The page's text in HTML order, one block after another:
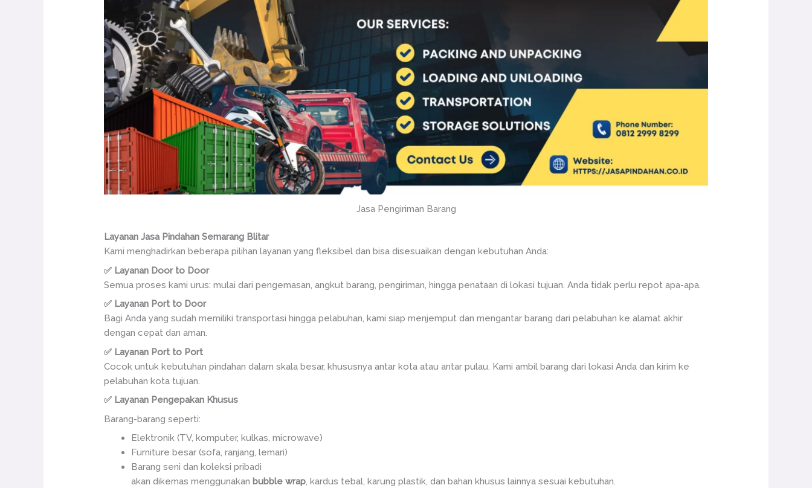
Jasa Pengiriman Barang
Layanan Jasa Pindahan Semarang Blitar
Kami menghadirkan beberapa pilihan layanan yang fleksibel dan bisa disesuaikan dengan kebutuhan Anda:
✅ Layanan Door to Door
Semua proses kami urus: mulai dari pengemasan, angkut barang, pengiriman, hingga penataan di lokasi tujuan. Anda tidak perlu repot apa-apa.
✅ Layanan Port to Door
Bagi Anda yang sudah memiliki transportasi hingga pelabuhan, kami siap menjemput dan mengantar barang dari pelabuhan ke alamat akhir
dengan cepat dan aman.
✅ Layanan Port to Port
Cocok untuk kebutuhan pindahan dalam skala besar, khususnya antar kota atau antar pulau. Kami ambil barang dari lokasi Anda dan kirim ke
pelabuhan kota tujuan.
✅ Layanan Pengepakan Khusus
Barang-barang seperti:
Elektronik (TV, komputer, kulkas, microwave)
Furniture besar (sofa, ranjang, lemari)
Barang seni dan koleksi pribadi
akan dikemas menggunakan bubble wrap, kardus tebal, karung plastik, dan bahan khusus lainnya sesuai kebutuhan.